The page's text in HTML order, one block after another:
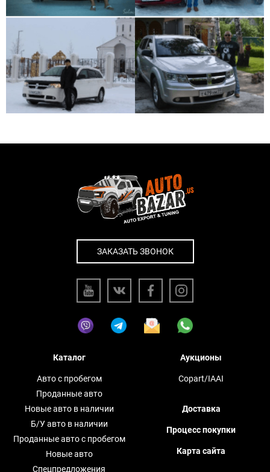
ЗАКАЗАТЬ ЗВОНОК
Каталог
Авто с пробегом
Проданные авто
Новые авто в наличии
Б/У авто в наличии
Проданные авто с пробегом
Новые авто
Спецпредложения
Аукционы
Copart/IAAI
Доставка
Процесс покупки
Карта сайта